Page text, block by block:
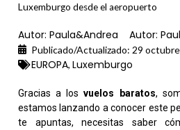
Luxemburgo desde el aeropuerto
Autor: Paula&Andrea Autor:
Publicado/Actualizado: 29
EUROPA, Luxemburgo
Gracias a losvuelos baratos,
estamos lanzando a conocer este
te apuntas, necesitas saber